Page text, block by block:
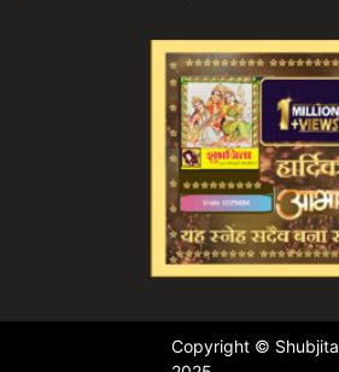
Copyright © Shubjita